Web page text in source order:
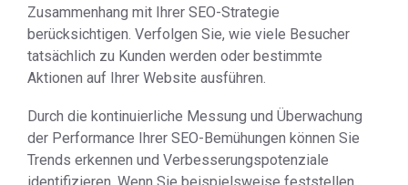
Zusammenhang mit Ihrer SEO-Strategie
berücksichtigen. Verfolgen Sie, wie viele Besucher
tatsächlich zu Kunden werden oder bestimmte
Aktionen auf Ihrer Website ausführen.
Durch die kontinuierliche Messung und Überwachung
der Performance Ihrer SEO-Bemühungen können Sie
Trends erkennen und Verbesserungspotenziale